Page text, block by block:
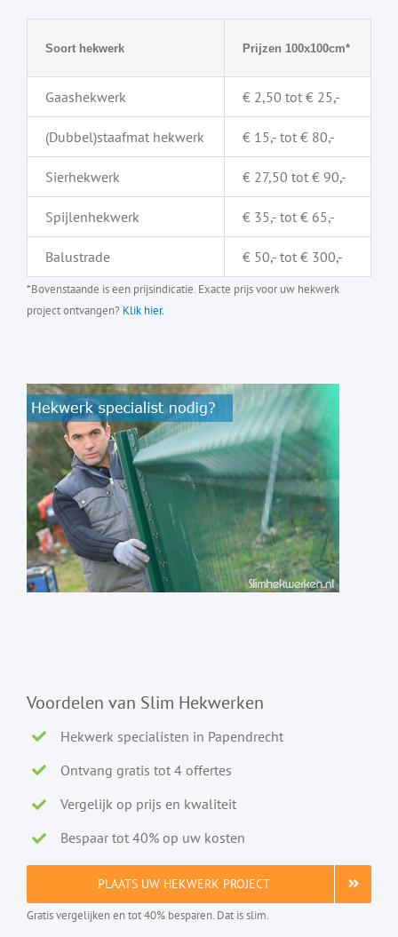
Soort hekwerk Prijzen 100x100cm*
Gaashekwerk € 2,50 tot € 25,-
(Dubbel)staafmat hekwerk € 15,- tot € 80,-
Sierhekwerk € 27,50 tot € 90,-
Spijlenhekwerk € 35,- tot € 65,-
Balustrade € 50,- tot € 300,-
*Bovenstaande is een prijsindicatie. Exacte prijs voor uw hekwerk
project ontvangen? Klik hier.
Voordelen van Slim Hekwerken
Hekwerk specialisten in Papendrecht
Ontvang gratis tot 4 offertes
Vergelijk op prijs en kwaliteit
Bespaar tot 40% op uw kosten
PLAATS UW HEKWERK PROJECT
Gratis vergelijken en tot 40% besparen. Dat is slim.